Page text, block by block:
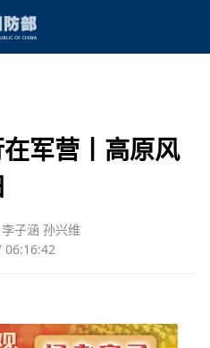
军营丨高原风
子涵 孙兴维
06:16:42